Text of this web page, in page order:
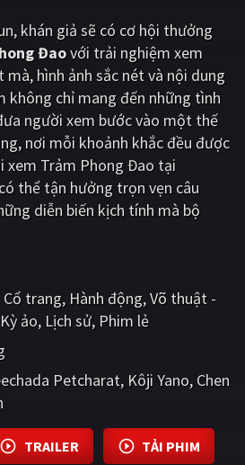
Trung Quốc - Hồng Kông
Nhật Bản
Việt Nam
, khán giả sẽ có cơ hội thưởng
Đaovới trải nghiệm xem
hình ảnh sắc nét và nội dung
không chỉ mang đến những tình
người xem bước vào một thế
nơi mỗi khoảnh khắc đều được
xem Trảm Phong Đao tại
thể tận hưởng trọn vẹn câu
diễn biến kịch tính mà bộ
trang Hành động Võ thuật -
Kỳ ảo Lịch sử Phim lẻ
Petcharat Kôji Yano Chen
TRAILER TẢI PHIM